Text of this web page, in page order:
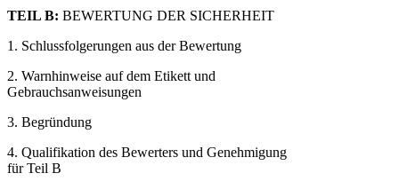
TEIL B: BEWERTUNG DER SICHERHEIT
1. Schlussfolgerungen aus der Bewertung
2. Warnhinweise auf dem Etikett und
Gebrauchsanweisungen
3. Begründung
4. Qualifikation des Bewerters und Genehmigung
für Teil B